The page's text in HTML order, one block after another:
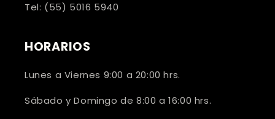
Tel: (55) 5016 5940
HORARIOS
Lunes a Viernes 9:00 a 20:00 hrs.
Sábado y Domingo de 8:00 a 16:00 hrs.